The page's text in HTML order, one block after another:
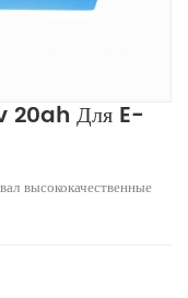
20ah Для E-
высококачественные